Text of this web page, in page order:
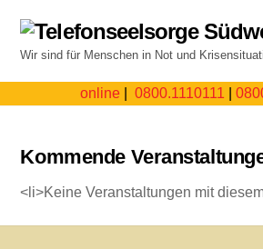
content
Wir sind für Menschen in Not und
online 0800.1110111
Kommende
<li>Keine Veranstaltungen mit